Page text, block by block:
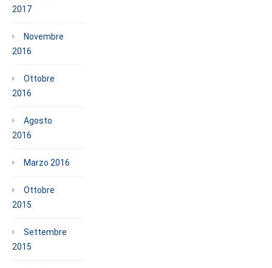
2017
Novembre
2016
Ottobre
2016
Agosto
2016
Marzo 2016
Ottobre
2015
Settembre
2015